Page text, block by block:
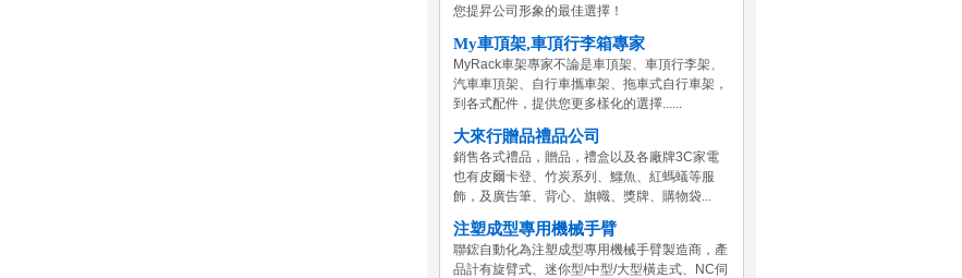
您提昇公司形象的最佳選擇！
My車頂架,車頂行李箱專家
MyRack車架專家不論是車頂架、車頂行李架、
汽車車頂架、自行車攜車架、拖車式自行車架，
到各式配件，提供您更多樣化的選擇......
大來行贈品禮品公司
銷售各式禮品，贈品，禮盒以及各廠牌3C家電
也有皮爾卡登、竹炭系列、鱷魚、紅螞蟻等服
飾，及廣告筆、背心、旗幟、獎牌、購物袋...
注塑成型專用機械手臂
聯鋐自動化為注塑成型專用機械手臂製造商，產
品計有旋臂式、迷你型/中型/大型橫走式、NC伺